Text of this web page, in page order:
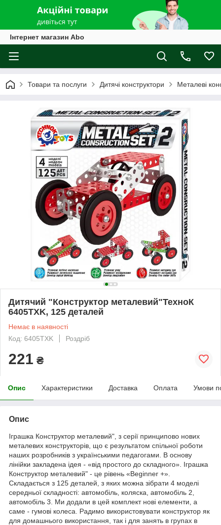
Інтернет магазин Abo
Товари та послуги Дитячі конструктори Металеві
Дитячий "Конструктор металевий"ТехноК
6405TXK, 125 деталей
Немає в наявності
Код: 6405TXK
Роздріб
221 ₴
Опис Характеристики Доставка Оплата Умови
Опис
Іграшка Конструктор металевий", з серії принципово нових
металевих конструкторів, що є результатом спільної роботи
наших розробників з українськими педагогами. В основу
лінійки закладена ідея - «від простого до складного». Іграшка
Конструктор металевий" - це рівень «Beginner +».
Складається з 125 деталей, з яких можна зібрати 4 моделі
середньої складності: автомобіль, коляска, автомобіль 2,
автомобіль 3. Ми додали в цей комплект нові елементи, а
саме - гумові колеса. Радимо використовувати конструктор як
для домашнього використання, так і для занять в групах в